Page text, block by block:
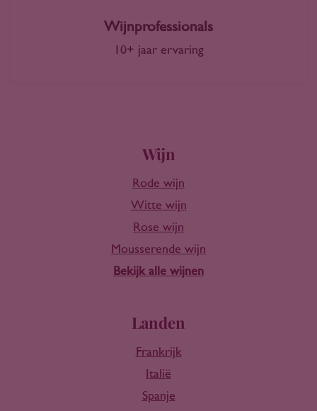
Wijnprofessionals
10+ jaar ervaring
Wijn
Rode wijn
Witte wijn
Rose wijn
Mousserende wijn
Bekijk alle wijnen
Landen
Frankrijk
Italië
Spanje